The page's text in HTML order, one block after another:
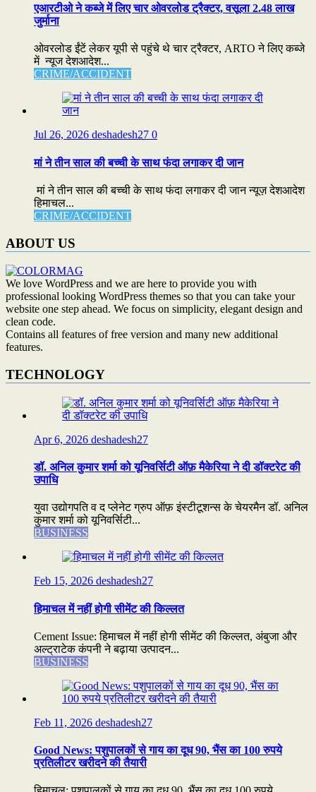
एआरटीओ ने कब्जे में लिए चार ओवरलोड ट्रैक्टर, वसूला 2.48 लाख
जुर्माना
ओवरलोड ईंटें लेकर यूपी से पहुंचे थे चार ट्रैक्टर, ARTO ने लिए कब्जे
में न्यूज देशआदेश...
CRIME/ACCIDENT
Jul 26, 2026 deshadesh27 0
मां ने तीन साल की बच्ची के साथ फंदा लगाकर दी जान
मां ने तीन साल की बच्ची के साथ फंदा लगाकर दी जान न्यूज़ देशआदेश
हिमाचल...
CRIME/ACCIDENT
ABOUT US
We love WordPress and we are here to provide you with
professional looking WordPress themes so that you can take your
website one step ahead. We focus on simplicity, elegant design and
clean code.
Contains all features of free version and many new additional
features.
TECHNOLOGY
Apr 6, 2026 deshadesh27
डॉ. अनिल कुमार शर्मा को यूनिवर्सिटी ऑफ़ मैकेरिया ने दी डॉक्टरेट की
उपाधि
युवा उद्योगपति व द प्लेनेट ग्रुप ऑफ़ इंस्टीटूशन्स के चेयरमैन डॉ. अनिल
कुमार शर्मा को यूनिवर्सिटी...
BUSINESS
Feb 15, 2026 deshadesh27
हिमाचल में नहीं होगी सीमेंट की किल्लत
Cement Issue: हिमाचल में नहीं होगी सीमेंट की किल्लत, अंबुजा और
अल्ट्राटेक कंपनी ने बढ़ाया उत्पादन...
BUSINESS
Feb 11, 2026 deshadesh27
Good News: पशुपालकों से गाय का दूध 90, भैंस का 100 रुपये
प्रतिलीटर खरीदने की तैयारी